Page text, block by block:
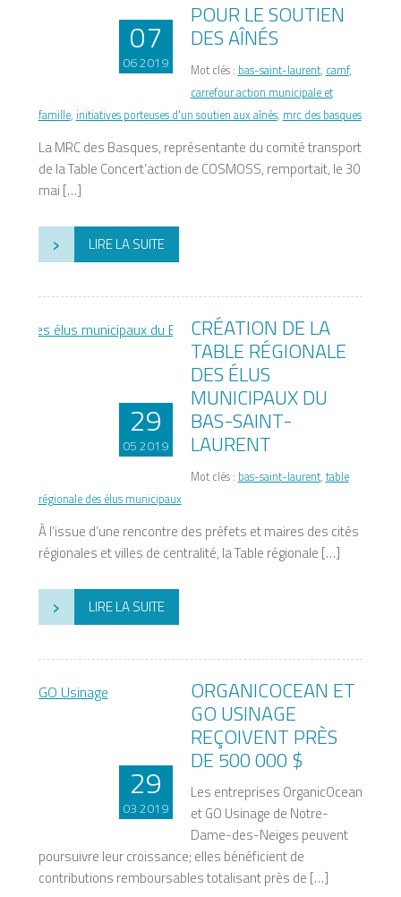
07
06 2019
POUR LE SOUTIEN
DES AÎNÉS
Mot clés : bas-saint-laurent, camf,
carrefour action municipale et
famille, initiatives porteuses d'un soutien aux aînés, mrc des basques
La MRC des Basques, représentante du comité transport
de la Table Concert’action de COSMOSS, remportait, le 30
mai […]
› LIRE LA SUITE
29
05 2019
CRÉATION DE LA
TABLE RÉGIONALE
DES ÉLUS
MUNICIPAUX DU
BAS-SAINT-
LAURENT
Mot clés : bas-saint-laurent, table
régionale des élus municipaux
À l’issue d’une rencontre des préfets et maires des cités
régionales et villes de centralité, la Table régionale […]
› LIRE LA SUITE
29
03 2019
ORGANICOCEAN ET
GO USINAGE
REÇOIVENT PRÈS
DE 500 000 $
Les entreprises OrganicOcean
et GO Usinage de Notre-
Dame-des-Neiges peuvent
poursuivre leur croissance; elles bénéficient de
contributions remboursables totalisant près de […]